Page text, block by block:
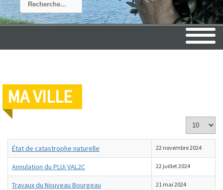
MA VILLE
Affichage
État de catastrophe naturelle 22 novembre 2024
Annulation du PLUi VAL2C 22 juillet 2024
Travaux du Nouveau Bourgeau 21 mai 2024